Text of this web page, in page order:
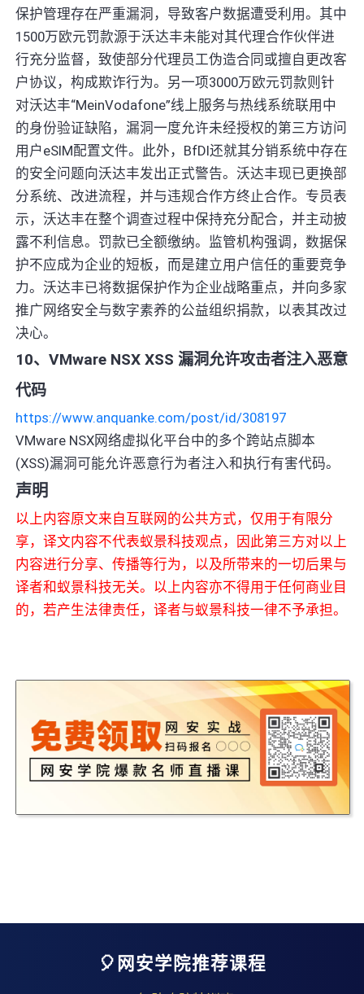
保护管理存在严重漏洞，导致客户数据遭受利用。其中
1500万欧元罚款源于沃达丰未能对其代理合作伙伴进
行充分监督，致使部分代理员工伪造合同或擅自更改客
户协议，构成欺诈行为。另一项3000万欧元罚款则针
对沃达丰“MeinVodafone”线上服务与热线系统联用中
的身份验证缺陷，漏洞一度允许未经授权的第三方访问
用户eSIM配置文件。此外，BfDI还就其分销系统中存在
的安全问题向沃达丰发出正式警告。沃达丰现已更换部
分系统、改进流程，并与违规合作方终止合作。专员表
示，沃达丰在整个调查过程中保持充分配合，并主动披
露不利信息。罚款已全额缴纳。监管机构强调，数据保
护不应成为企业的短板，而是建立用户信任的重要竞争
力。沃达丰已将数据保护作为企业战略重点，并向多家
推广网络安全与数字素养的公益组织捐款，以表其改过
决心。
10、VMware NSX XSS 漏洞允许攻击者注入恶意
代码
https://www.anquanke.com/post/id/308197
VMware NSX网络虚拟化平台中的多个跨站点脚本
(XSS)漏洞可能允许恶意行为者注入和执行有害代码。
声明
以上内容原文来自互联网的公共方式，仅用于有限分
享，译文内容不代表蚁景科技观点，因此第三方对以上
内容进行分享、传播等行为，以及所带来的一切后果与
译者和蚁景科技无关。以上内容亦不得用于任何商业目
的，若产生法律责任，译者与蚁景科技一律不予承担。
🎈网安学院推荐课程